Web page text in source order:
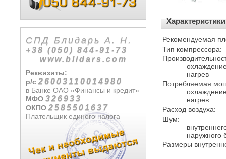
СПД Блидарь А. Н.
+38 (050) 844-91-73
www.blidars.com
Реквизиты:
р/с 26003110014980
в Банке ОАО «Финансы и кредит»
МФО 326933
ОКПО 2585501637
Плательщик единого налога
Характеристики
Рекомендуемая
Тип компрессора:
нагрев
Потребляемая
нагрев
Расход воздуха:
Шум:
внутреннего
наружного
Размеры